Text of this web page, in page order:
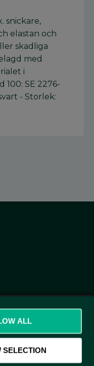
ALL
SELECTION
snickare,
elastan och
skadliga
med
i
SE 2276-
- Storlek: